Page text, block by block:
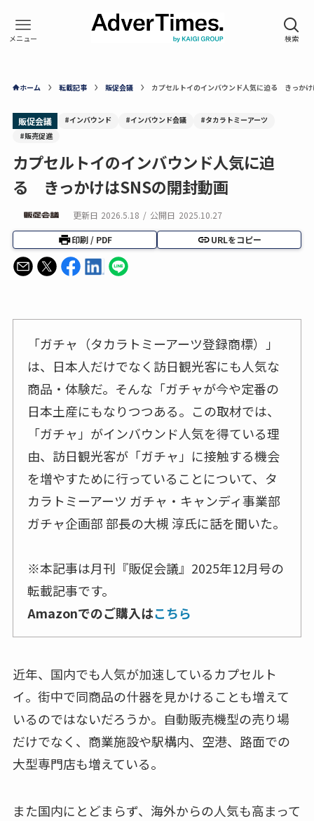
ホーム 転載記事 販促会議 カプセルトイのインバウンド人気に迫る きっか
販促会議 #インバウンド #インバウンド会議
#タカラトミーアーツ
#販売促進
カプセルトイのインバウンド人気に迫
る きっかけはSNSの開封動画
更新日 2026.5.18 / 公開日 2025.10.27
印刷 / PDF URLをコピー
「ガチャ（タカラトミーアーツ登録商標）」
は、日本人だけでなく訪日観光客にも人気な
商品・体験だ。そんな「ガチャが今や定番の
日本土産にもなりつつある。この取材では、
「ガチャ」がインバウンド人気を得ている理
由、訪日観光客が「ガチャ」に接触する機会
を増やすために行っていることについて、タ
カラトミーアーツ ガチャ・キャンディ事業部
ガチャ企画部 部長の大槻 淳氏に話を聞いた。
※本記事は月刊『販促会議』2025年12月号の
転載記事です。
Amazonでのご購入はこちら
近年、国内でも人気が加速しているカプセルト
イ。街中で同商品の什器を見かけることも増えて
いるのではないだろうか。自動販売機型の売り場
だけでなく、商業施設や駅構内、空港、路面での
大型専門店も増えている。
また国内にとどまらず、海外からの人気も高まって